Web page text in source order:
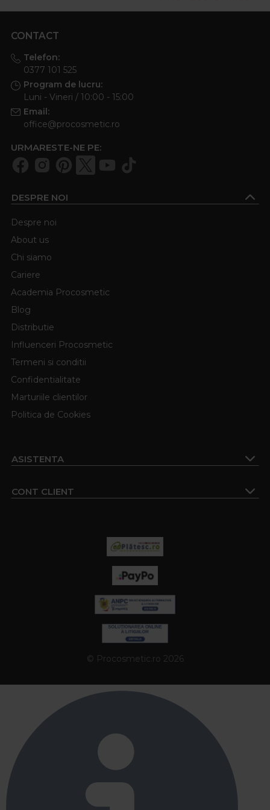
CONTACT
Telefon:
0377 101 525
Program de lucru:
Luni - Vineri / 10:00 - 15:00
Email:
office@procosmetic.ro
URMARESTE-NE PE:
DESPRE NOI
Despre noi
About us
Chi siamo
Cariere
Academia Procosmetic
Blog
Distributie
Influenceri Procosmetic
Termeni si conditii
Confidentialitate
Marturiile clientilor
Politica de Cookies
ASISTENTA
CONT CLIENT
© Procosmetic.ro 2026